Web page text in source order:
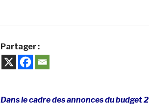
Partager :
Dans le cadre des annonces du budget